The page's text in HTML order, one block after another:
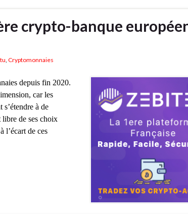
crypto-banque
, Cryptomonnaies
depuis fin 2020.
car les
à de
de ses choix
l’écart de ces